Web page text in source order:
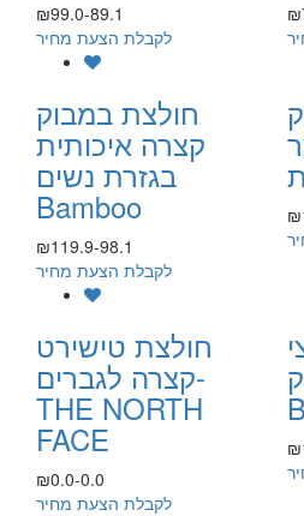
₪99.0-89.1
לקבלת הצעת מחיר
חולצת במבוק
קצרה איכותית
בגזרת נשים
Bamboo
₪119.9-98.1
לקבלת הצעת מחיר
חולצת טישירט
קצרה לגברים-
THE NORTH
FACE
₪0.0-0.0
לקבלת הצעת מחיר